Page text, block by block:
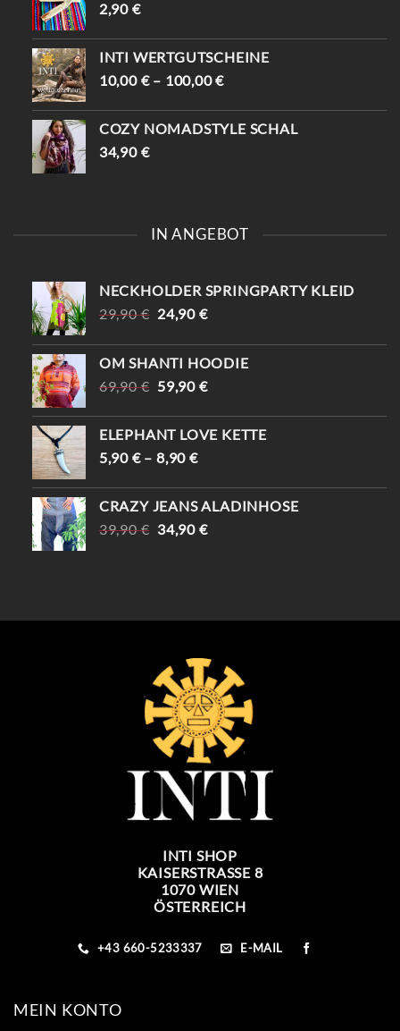
2,90 €
INTI WERTGUTSCHEINE
10,00 €– 100,00€
COZY NOMADSTYLE SCHAL
34,90 €
IN ANGEBOT
NECKHOLDER SPRINGPARTY KLEID
29,90€ URSPRÜNGLICHER
WAR:
29,90 €
24,90 €AKTUELLER
IST:
24,90 €.
OM SHANTI HOODIE
69,90€ URSPRÜNGLICHER
69,90 €
59,90 €AKTUELLER
59,90 €.
ELEPHANT LOVE KETTE
5,90 €–8,90€
CRAZY JEANS ALADINHOSE
39,90€ URSPRÜNGLICHER
34,90 €AKTUELLER
INTI SHOP
KAISERSTRASSE 8
1070 WIEN
ÖSTERREICH
+43 660-5233337 E-MAIL
MEIN KONTO